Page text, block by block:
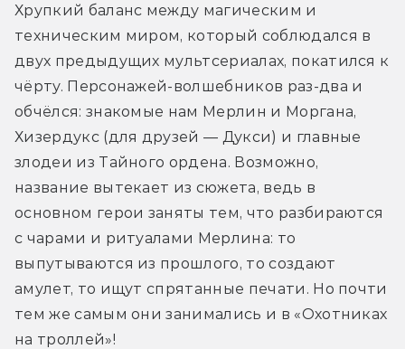
Хрупкий баланс между магическим и
техническим миром, который соблюдался в
двух предыдущих мультсериалах, покатился к
чёрту. Персонажей-волшебников раз-два и
обчёлся: знакомые нам Мерлин и Моргана,
Хизердукс (для друзей — Дукси) и главные
злодеи из Тайного ордена. Возможно,
название вытекает из сюжета, ведь в
основном герои заняты тем, что разбираются
с чарами и ритуалами Мерлина: то
выпутываются из прошлого, то создают
амулет, то ищут спрятанные печати. Но почти
тем же самым они занимались и в «Охотниках
на троллей»!